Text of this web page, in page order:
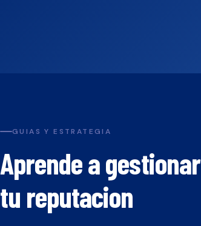
GUIAS Y ESTRATEGIA
Aprende a gestionar
tu reputacion